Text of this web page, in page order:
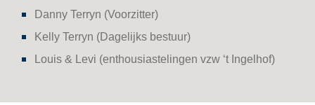
Danny Terryn (Voorzitter)
Kelly Terryn (Dagelijks bestuur)
Louis & Levi (enthousiastelingen vzw ‘t Ingelhof)